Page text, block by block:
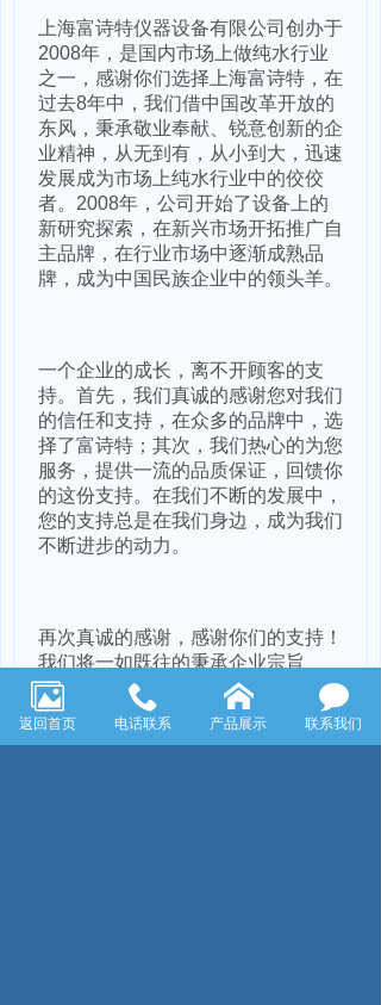
上海富诗特仪器设备有限公司创办于
2008年，是国内市场上做纯水行业
之一，感谢你们选择上海富诗特，在
过去8年中，我们借中国改革开放的
东风，秉承敬业奉献、锐意创新的企
业精神，从无到有，从小到大，迅速
发展成为市场上纯水行业中的佼佼
者。2008年，公司开始了设备上的
新研究探索，在新兴市场开拓推广自
主品牌，在行业市场中逐渐成熟品
牌，成为中国民族企业中的领头羊。
一个企业的成长，离不开顾客的支
持。首先，我们真诚的感谢您对我们
的信任和支持，在众多的品牌中，选
择了富诗特；其次，我们热心的为您
服务，提供一流的品质保证，回馈你
的这份支持。在我们不断的发展中，
您的支持总是在我们身边，成为我们
不断进步的动力。
再次真诚的感谢，感谢你们的支持！
我们将一如既往的秉承企业宗旨
——“为顾客创造价值，为员工创造
机会 ，社会创造效益”，用我们真诚
的服务回报您的选择，用我们一流的
返回首页 电话联系 产品展示 联系我们